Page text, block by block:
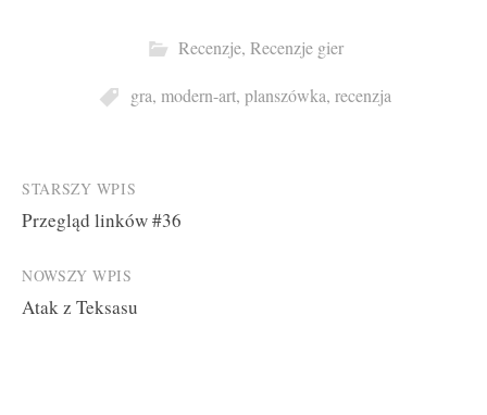
Recenzje, Recenzje gier
gra, modern-art, planszówka, recenzja
Post
navigation
STARSZY WPIS
Przegląd linków #36
NOWSZY WPIS
Atak z Teksasu